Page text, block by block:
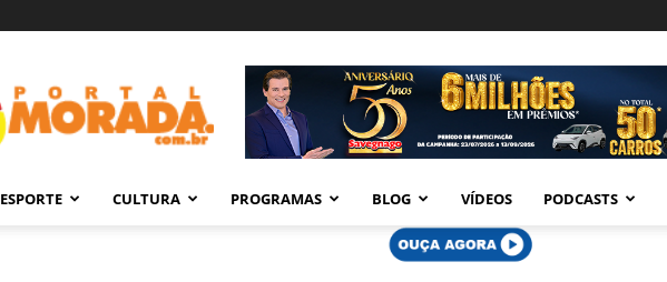
Morada
–
Araraquara
ESPORTE CULTURA PROGRAMAS BLOG VÍDEOS PODCASTS